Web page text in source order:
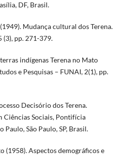
DF, Brasil.
Mudança cultural dos Terena.
(3), pp. 271-379.
indígenas Terena no Mato
e Pesquisas – FUNAI, 2(1), pp.
Decisório dos Terena.
Ciências Sociais, Pontifícia
Paulo, São Paulo, SP, Brasil.
(1958). Aspectos demográficos e